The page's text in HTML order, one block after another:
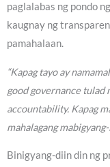
paglalabas ng pondo
kaugnay ng
pamahalaan.
“Kapag tayo ay
good governance tulad
accountability. Kapag
mahalagang
Binigyang-diin din ng